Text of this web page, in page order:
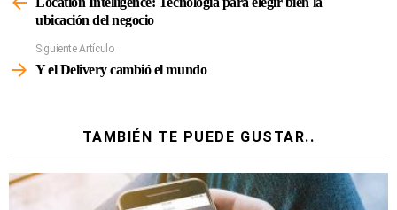
ubicación del negocio
Siguiente Artículo
Y el Delivery cambió el mundo
TAMBIÉN TE PUEDE GUSTAR..